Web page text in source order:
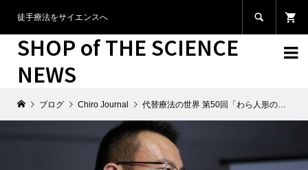
徒手療法をサイエンスへ 
SHOP of THE SCIENCE
NEWS

ブログ Chiro Journal 代替療法の世界 第50回「わら人形の呪い」